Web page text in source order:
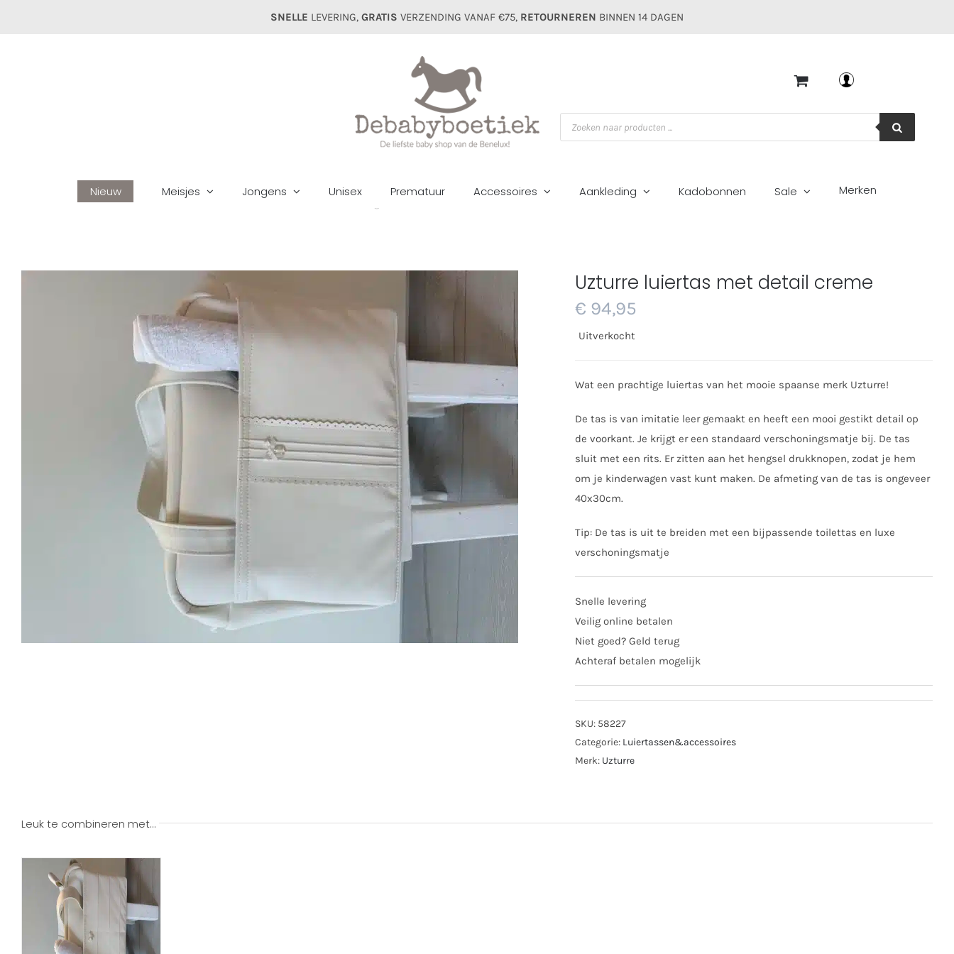
SNELLE LEVERING, GRATIS VERZENDING VANAF €75, RETOURNEREN BINNEN 14 DAGEN
Producten
zoeken
Nieuw Meisjes Jongens Unisex Prematuur Accessoires Aankleding Kadobonnen Sale Merken
Uzturre luiertas met detail creme
€ 94,95
Uitverkocht
Wat een prachtige luiertas van het mooie spaanse merk Uzturre!
De tas is van imitatie leer gemaakt en heeft een mooi gestikt detail op
de voorkant. Je krijgt er een standaard verschoningsmatje bij. De tas
sluit met een rits. Er zitten aan het hengsel drukknopen, zodat je hem
om je kinderwagen vast kunt maken. De afmeting van de tas is ongeveer
40x30cm.
Tip: De tas is uit te breiden met een bijpassende toilettas en luxe
verschoningsmatje
Snelle levering
Veilig online betalen
Niet goed? Geld terug
Achteraf betalen mogelijk
SKU: 58227
Categorie: Luiertassen&accessoires
Merk: Uzturre
Leuk te combineren met…